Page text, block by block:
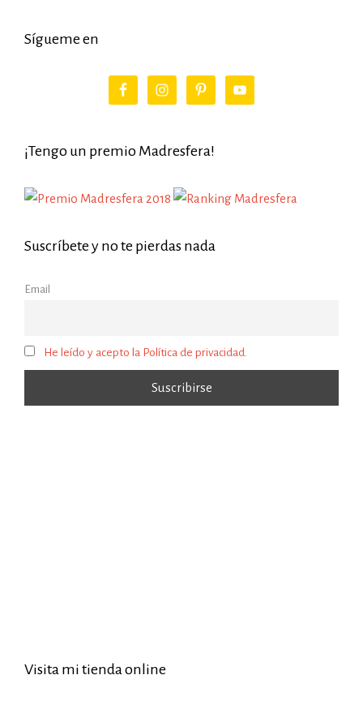
Sígueme en
¡Tengo un premio Madresfera!
Suscríbete y no te pierdas nada
Email
He leído y acepto la Política de privacidad.
Visita mi tienda online